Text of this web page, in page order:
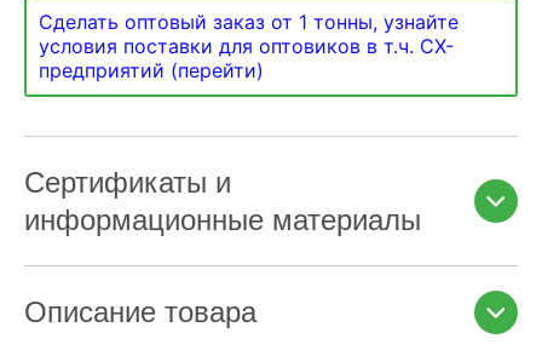
Сделать оптовый заказ от 1 тонны, узнайте
условия поставки для оптовиков в т.ч. СХ-
предприятий (перейти)
Сертификаты и
информационные материалы
Описание товара